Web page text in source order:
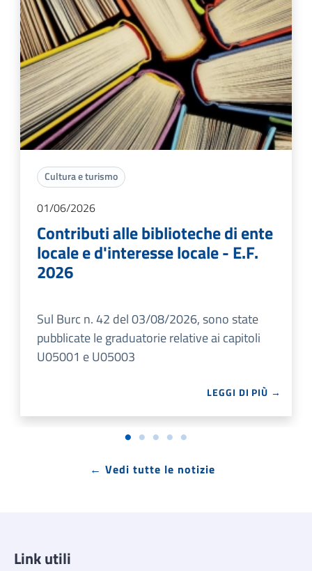
Cultura e turismo
01/06/2026
Contributi alle biblioteche di ente
locale e d'interesse locale - E.F.
2026
Sul Burc n. 42 del 03/08/2026, sono state
pubblicate le graduatorie relative ai capitoli
U05001 e U05003
LEGGI DI PIÙ →
← Vedi tutte le notizie
Link utili